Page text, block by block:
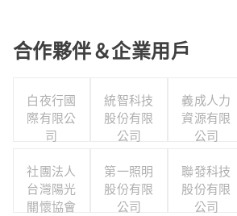
合作夥伴＆企業用戶
白夜行國
際有限公
司
統智科技
股份有限
公司
義成人力
資源有限
公司
社團法人
台灣陽光
關懷協會
第一照明
股份有限
公司
聯發科技
股份有限
公司